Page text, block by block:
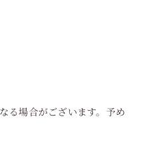
る場合がございます。予め